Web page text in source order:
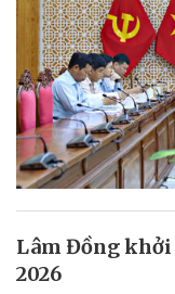
Lâm Đồng khởi
2026